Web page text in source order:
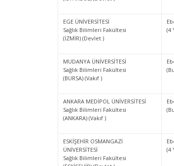
EGE ÜNİVERSİTESİ
Sağlık Bilimleri Fakültesi
(İZMİR) (Devlet )
(4
MUDANYA ÜNİVERSİTESİ
Sağlık Bilimleri Fakültesi
(BURSA) (Vakıf )
ANKARA MEDİPOL ÜNİVERSİTESİ
Sağlık Bilimleri Fakültesi
(ANKARA) (Vakıf )
ESKİŞEHİR OSMANGAZİ
ÜNİVERSİTESİ
Sağlık Bilimleri Fakültesi
(4